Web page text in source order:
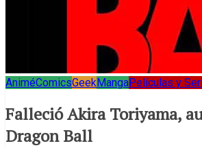
AniméComicsGeekMangaPelículas y
Falleció Akira Toriyama,
Dragon Ball